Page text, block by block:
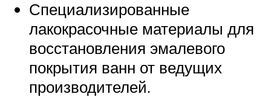
Специализированные
лакокрасочные материалы для
восстановления эмалевого
покрытия ванн от ведущих
производителей.